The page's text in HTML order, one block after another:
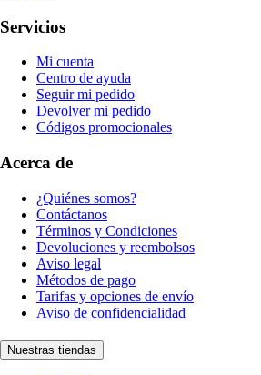
Servicios
Mi cuenta
Centro de ayuda
Seguir mi pedido
Devolver mi pedido
Códigos promocionales
Acerca de
¿Quiénes somos?
Contáctanos
Términos y Condiciones
Devoluciones y reembolsos
Aviso legal
Métodos de pago
Tarifas y opciones de envío
Aviso de confidencialidad
Nuestras tiendas